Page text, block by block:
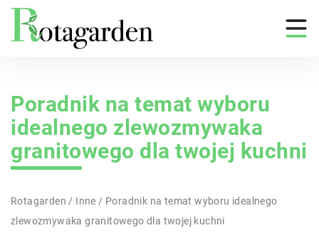
Poradnik na temat wyboru
idealnego zlewozmywaka
granitowego dla twojej kuchni
Rotagarden / Inne / Poradnik na temat wyboru idealnego
zlewozmywaka granitowego dla twojej kuchni